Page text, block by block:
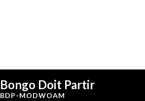
Bongo Doit Partir
BDP-MODWOAM